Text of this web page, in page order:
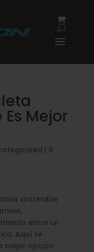
Mejor
| 0
sostenible
entre un
Aquí te
mejor opción